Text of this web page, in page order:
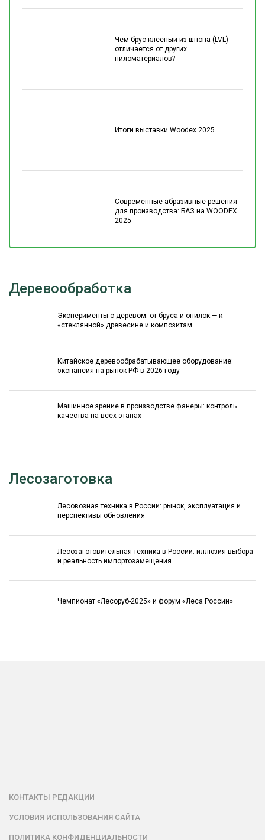
Чем брус клеёный из шпона (LVL)
отличается от других
пиломатериалов?
Итоги выставки Woodex 2025
Современные абразивные решения
для производства: БАЗ на WOODEX
2025
Деревообработка
Эксперименты с деревом: от бруса и опилок — к
«стеклянной» древесине и композитам
Китайское деревообрабатывающее оборудование:
экспансия на рынок РФ в 2026 году
Машинное зрение в производстве фанеры: контроль
качества на всех этапах
Лесозаготовка
Лесовозная техника в России: рынок, эксплуатация и
перспективы обновления
Лесозаготовительная техника в России: иллюзия выбора
и реальность импортозамещения
Чемпионат «Лесоруб-2025» и форум «Леса России»
КОНТАКТЫ РЕДАКЦИИ
УСЛОВИЯ ИСПОЛЬЗОВАНИЯ САЙТА
ПОЛИТИКА КОНФИДЕНЦИАЛЬНОСТИ